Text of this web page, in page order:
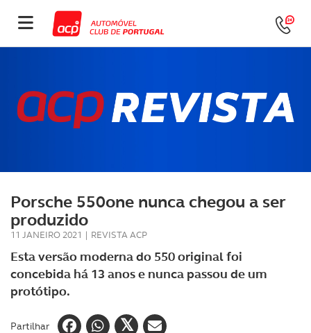
Porsche 550one nunca chegou a ser
produzido
11 JANEIRO 2021 | REVISTA ACP
Esta versão moderna do 550 original foi
concebida há 13 anos e nunca passou de um
protótipo.
Partilhar